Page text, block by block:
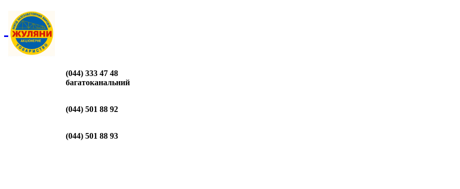
(044) 333 47 48
багатоканальний
(044) 501 88 92
(044) 501 88 93